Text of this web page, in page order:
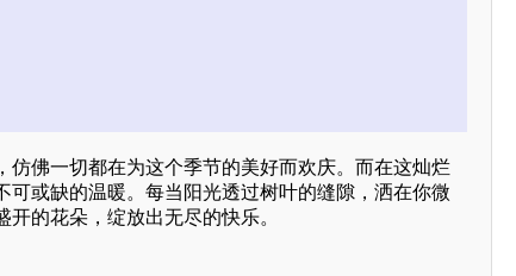
仿佛一切都在为这个季节的美好而欢庆。而在这灿烂
可或缺的温暖。每当阳光透过树叶的缝隙，洒在你微
的花朵，绽放出无尽的快乐。